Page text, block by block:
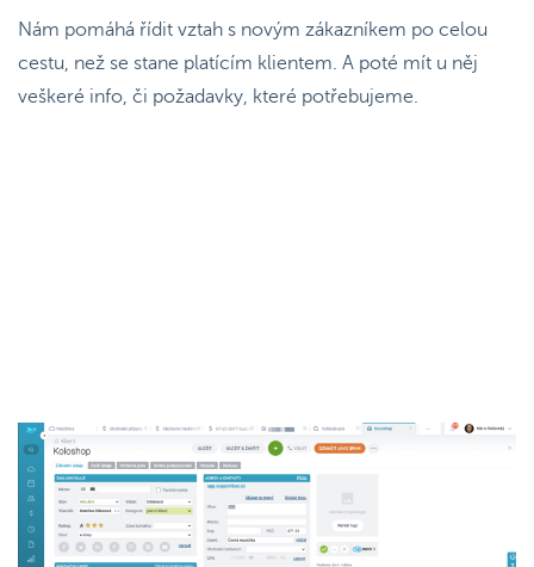
Nám pomáhá řídit vztah s novým zákazníkem po celou
cestu, než se stane platícím klientem. A poté mít u něj
veškeré info, či požadavky, které potřebujeme.